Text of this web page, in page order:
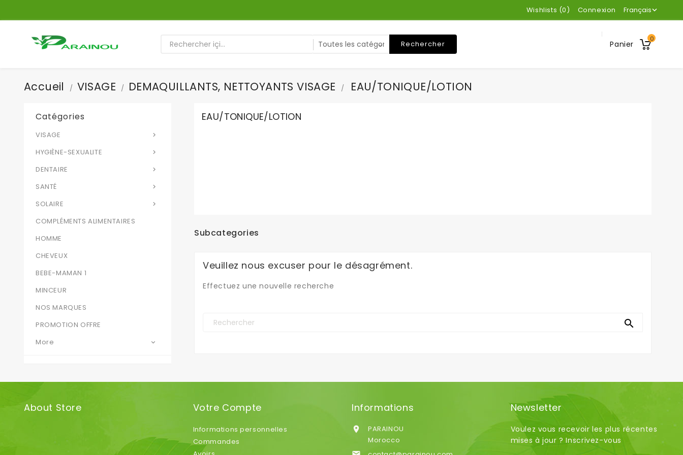
Français
Connexion
Wishlists (0)
Panier
0
Rechercher
Accueil VISAGE DEMAQUILLANTS, NETTOYANTS VISAGE EAU/TONIQUE/LOTION
Catégories

VISAGE

HYGIÈNE-SEXUALITE

DENTAIRE

SANTÉ

SOLAIRE
COMPLÉMENTS ALIMENTAIRES
HOMME
CHEVEUX
BEBE-MAMAN 1
MINCEUR
NOS MARQUES
PROMOTION OFFRE
More

EAU/TONIQUE/LOTION
Subcategories
Veuillez nous excuser pour le désagrément.
Effectuez une nouvelle recherche

About Store Votre Compte
Informations personnelles
Commandes
Informations

PARAINOU
Morocco
Newsletter
Voulez vous recevoir les plus récentes
mises à jour ? Inscrivez-vous